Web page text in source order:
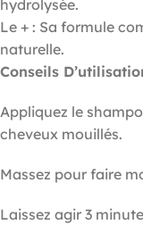
hydrolysée.
Le + : Sa formule
naturelle.
Conseils
Appliquez le
cheveux mouillés.
Massez pour faire
Laissez agir 3